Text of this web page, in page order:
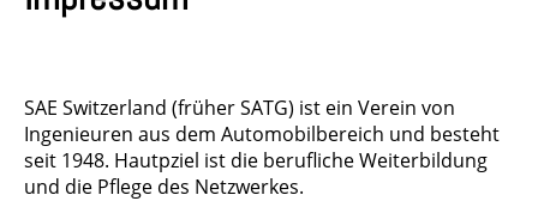
SAE Switzerland (früher SATG) ist ein Verein von
Ingenieuren aus dem Automobilbereich und besteht
seit 1948. Hautpziel ist die berufliche Weiterbildung
und die Pflege des Netzwerkes.